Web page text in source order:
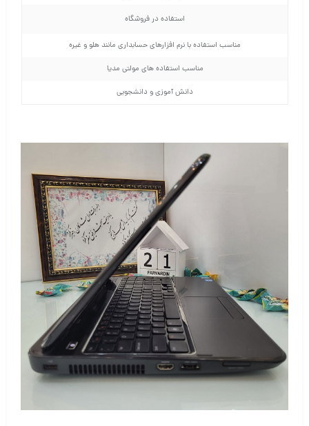
استفاده در فروشگاه
مناسب استفاده با نرم افزارهای حسابداری مانند هلو و غیره
مناسب استفاده های مولتی مدیا
دانش آموزی و دانشجویی